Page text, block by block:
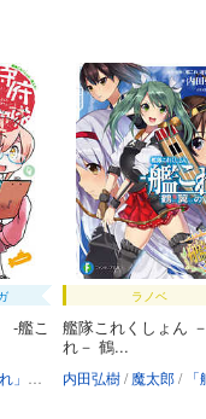
-艦こ
守府
ラノベ
艦隊これくしょん
れ－ 鶴...
内田弘樹 魔太郎 「艦これ